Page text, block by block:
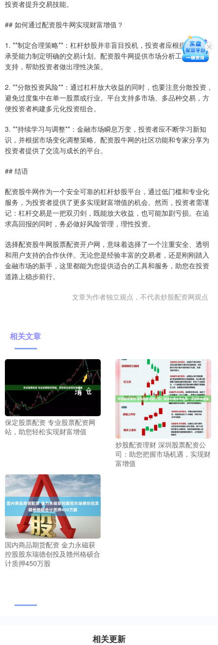
投资者提升交易技能。
## 如何通过配资股牛网实现财富增值？
1. **制定合理策略**：杠杆炒股并非盲目投机，投资者应根据自身风险
承受能力制定明确的交易计划。配资股牛网提供市场分析工具和数据
支持，帮助投资者做出理性决策。
2. **分散投资风险**：通过杠杆放大收益的同时，也要注意分散投资，
避免过度集中在单一股票或行业。平台支持多市场、多品种交易，方
便投资者构建多元化投资组合。
3. **持续学习与调整**：金融市场瞬息万变，投资者应不断学习新知
识，并根据市场变化调整策略。配资股牛网的社区功能和专家分享为
投资者提供了交流与成长的平台。
## 结语
配资股牛网作为一个安全可靠的杠杆炒股平台，通过低门槛和专业化
服务，为投资者提供了更多实现财富增值的机会。然而，投资者需谨
记：杠杆交易是一把双刃剑，既能放大收益，也可能加剧亏损。在追
求高回报的同时，务必做好风险管理，理性投资。
选择配资股牛网股票配资开户网，意味着选择了一个注重安全、透明
和用户支持的合作伙伴。无论您是经验丰富的交易者，还是刚刚踏入
金融市场的新手，这里都能为您提供适合的工具和服务，助您在投资
道路上稳步前行。
文章为作者独立观点，不代表炒股配资网观点
相关文章
保定股票配资 专业股票配资网
站，助您轻松实现财富增值
炒股配资理财 深圳股票配资公
司：助您把握市场机遇，实现财
富增值
国内商品期货配资 金力永磁获
控股股东瑞德创投及赣州格硕合
计质押450万股
相关更新